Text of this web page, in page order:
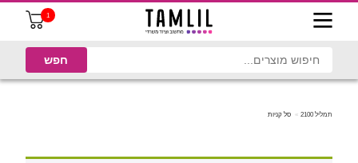
1
תמליל 2100 סל קניות